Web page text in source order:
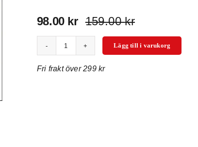
159.00krDet
ursprungliga
priset
98.00 kr
Det
nuvarande
priset
Saknad
dikter
Lägg till i varukorg
Fri frakt över 299 kr